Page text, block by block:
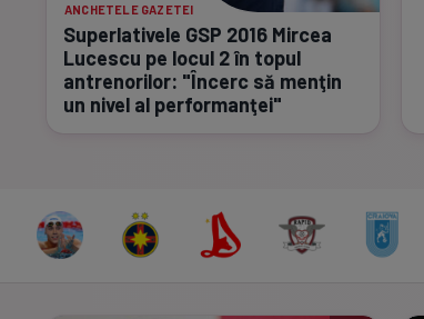
ANCHETELE GAZETEI
Superlativele GSP 2016 Mircea
Lucescu pe locul 2 în topul
antrenorilor: "Încerc să menţin
un nivel al performanţei"